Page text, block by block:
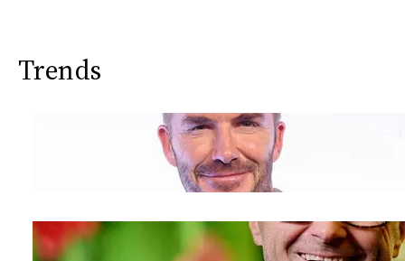
Trends